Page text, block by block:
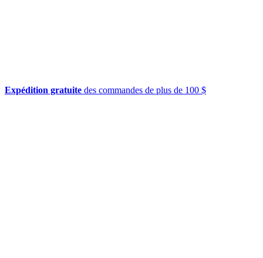
Expédition gratuite des commandes de plus de 100 $